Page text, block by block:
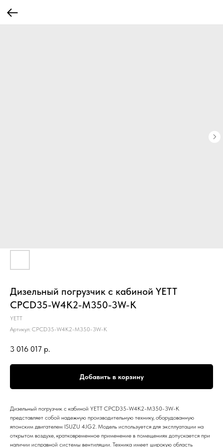
Дизельный погрузчик с кабиной YETT
CPCD35-W4K2-M350-3W-K
YETT
Артикул: CPCD35-W4K2-M350-3W-K
3 016 017 р.
Добавить в корзину
Дизельный погрузчик с кабиной YETT CPCD35-W4K2-M350-3W-K
представляет собой надежную производительную технику, оборудованную
японским двигателем ISUZU 4JG2. Модель используется для эксплуатации на
открытом воздухе, кратковременное применение в помещениях допускается при
наличии исправной системы вентиляции. Техника имеет широкую область